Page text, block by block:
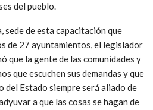
del pueblo.
sede de esta capacitación que
de 27 ayuntamientos, el legislador
que la gente de las comunidades y
que escuchen sus demandas y que
del Estado siempre será aliado de
a que las cosas se hagan de